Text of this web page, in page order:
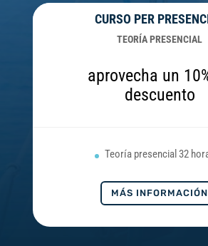
CURSO PER
TEORÍA PRESENCIAL
aprovecha un
descuento
Teoría presencial 32
MÁS INFORMACIÓN